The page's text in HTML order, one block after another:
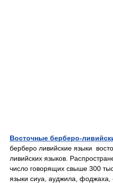
Восточные берберо-
берберо ливийские языки
ливийских языков.
число говорящих свыше 300
языки сиуа, ауджила, фоджаха,